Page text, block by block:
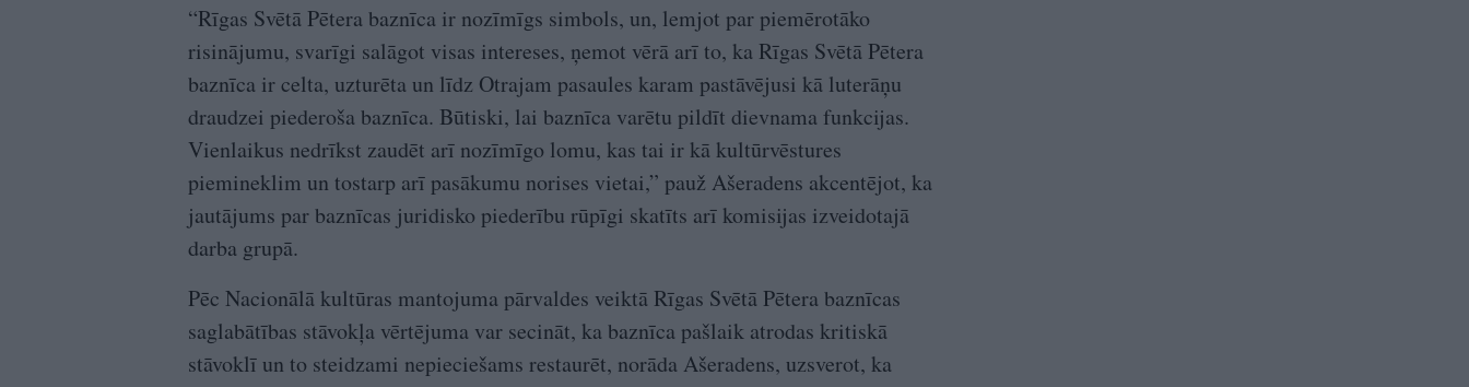
“Rīgas Svētā Pētera baznīca ir nozīmīgs simbols, un, lemjot par piemērotāko
risinājumu, svarīgi salāgot visas intereses, ņemot vērā arī to, ka Rīgas Svētā Pētera
baznīca ir celta, uzturēta un līdz Otrajam pasaules karam pastāvējusi kā luterāņu
draudzei piederoša baznīca. Būtiski, lai baznīca varētu pildīt dievnama funkcijas.
Vienlaikus nedrīkst zaudēt arī nozīmīgo lomu, kas tai ir kā kultūrvēstures
piemineklim un tostarp arī pasākumu norises vietai,” pauž Ašeradens akcentējot, ka
jautājums par baznīcas juridisko piederību rūpīgi skatīts arī komisijas izveidotajā
darba grupā.
Pēc Nacionālā kultūras mantojuma pārvaldes veiktā Rīgas Svētā Pētera baznīcas
saglabātības stāvokļa vērtējuma var secināt, ka baznīca pašlaik atrodas kritiskā
stāvoklī un to steidzami nepieciešams restaurēt, norāda Ašeradens, uzsverot, ka